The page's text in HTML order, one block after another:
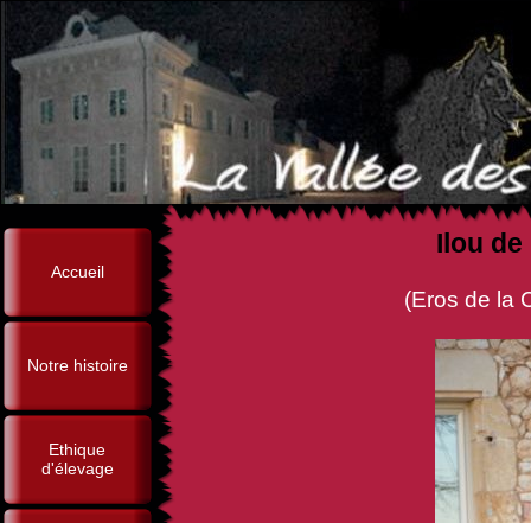
Accueil
Notre histoire
Ethique
d'élevage
Ilou de
(Eros de la Closerie de